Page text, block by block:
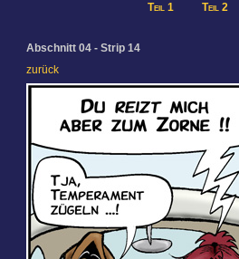
Teil 1 Teil 2
Abschnitt 04 - Strip 14
zurück